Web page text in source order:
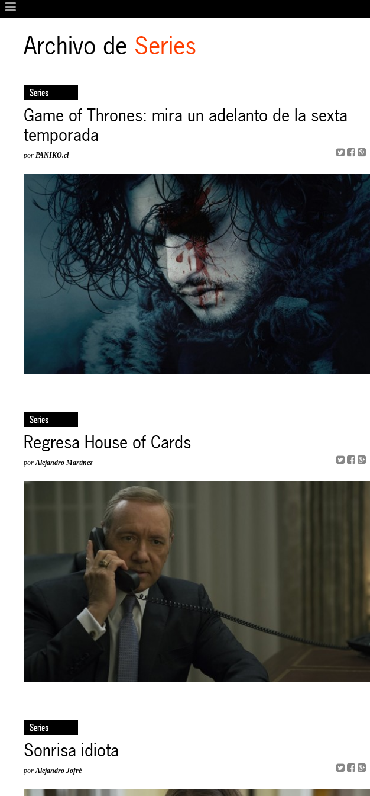
Archivo de Series
Series
Game of Thrones: mira un adelanto de la sexta
temporada
porPANIKO.cl
Series
Regresa House of Cards
porAlejandro Martínez
Series
Sonrisa idiota
porAlejandro Jofré